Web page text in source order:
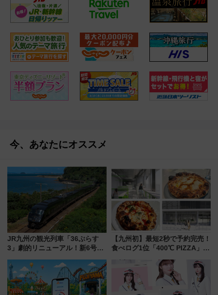
今、あなたにオススメ
JR九州の観光列車「36ぷらす
3」劇的リニューアル！新6号車
別 “プレミアムランチ”導入･ル
ートや価格など解説
【九州初】最短2秒で予約完売！
食べログ1位「400℃ PIZZA」が
プン。もつ鍋風など限定メニュ
ーも